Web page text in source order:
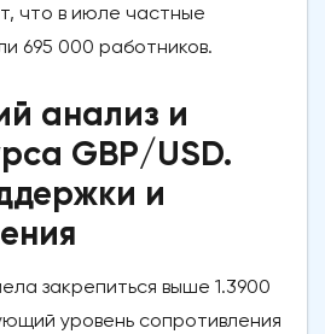
что в июле частные
695 000 работников.
анализ и
GBP/USD.
и
закрепиться выше 1.3900
уровень сопротивления